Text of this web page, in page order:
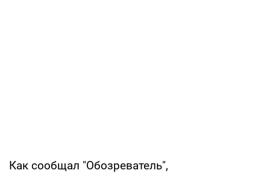
Как сообщал "Обозреватель",